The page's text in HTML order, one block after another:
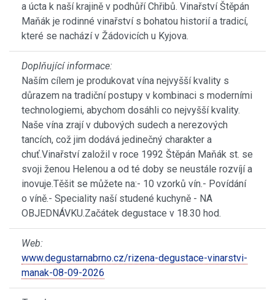
a úcta k naší krajině v podhůří Chřibů. Vinařství Štěpán
Maňák je rodinné vinařství s bohatou historií a tradicí,
které se nachází v Žádovicích u Kyjova.
Doplňující informace:
Naším cílem je produkovat vína nejvyšší kvality s
důrazem na tradiční postupy v kombinaci s moderními
technologiemi, abychom dosáhli co nejvyšší kvality.
Naše vína zrají v dubových sudech a nerezových
tancích, což jim dodává jedinečný charakter a
chuť.Vinařství založil v roce 1992 Štěpán Maňák st. se
svoji ženou Helenou a od té doby se neustále rozvíjí a
inovuje.Těšit se můžete na:- 10 vzorků vín.- Povídání
o víně.- Speciality naší studené kuchyně - NA
OBJEDNÁVKU.Začátek degustace v 18.30 hod.
Web:
www.degustarnabrno.cz/rizena-degustace-vinarstvi-
manak-08-09-2026